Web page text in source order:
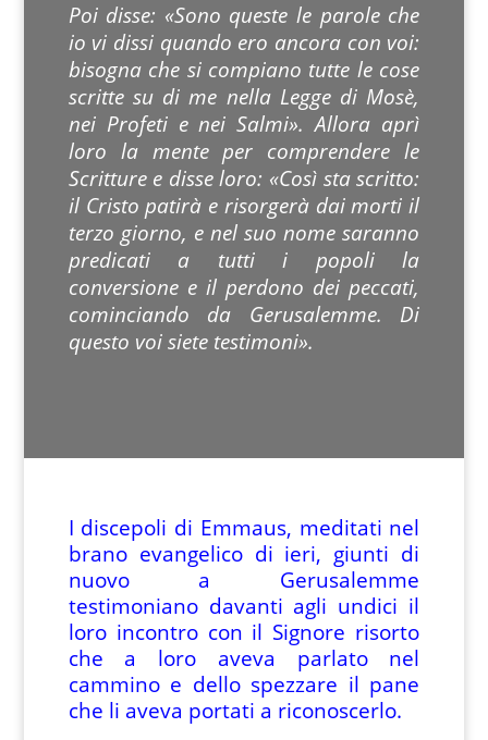
Poi disse: «Sono queste le parole che
io vi dissi quando ero ancora con voi:
bisogna che si compiano tutte le cose
scritte su di me nella Legge di Mosè,
nei Profeti e nei Salmi». Allora aprì
loro la mente per comprendere le
Scritture e disse loro: «Così sta scritto:
il Cristo patirà e risorgerà dai morti il
terzo giorno, e nel suo nome saranno
predicati a tutti i popoli la
conversione e il perdono dei peccati,
cominciando da Gerusalemme. Di
questo voi siete testimoni».
I discepoli di Emmaus, meditati nel
brano evangelico di ieri, giunti di
nuovo a Gerusalemme
testimoniano davanti agli undici il
loro incontro con il Signore risorto
che a loro aveva parlato nel
cammino e dello spezzare il pane
che li aveva portati a riconoscerlo.